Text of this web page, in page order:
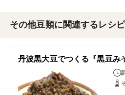
その他豆類に関連するレシピ
丹波黒大豆でつくる『黒豆み